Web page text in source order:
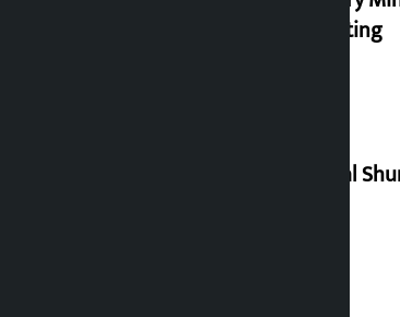
marketing
Dhawal